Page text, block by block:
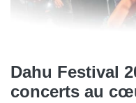
Dahu Festival
concerts au